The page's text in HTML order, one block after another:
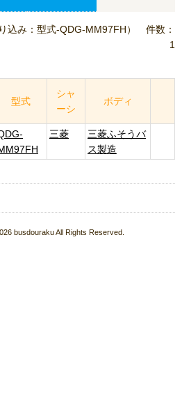
り込み：型式-QDG-MM97FH）
件数：
1
型式
シャ
ーシ
ボディ
三菱
三菱ふそうバ
ス製造
busdouraku All Rights Reserved.